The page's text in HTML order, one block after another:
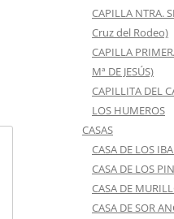
CAPILLA NTRA.
Cruz del Rodeo)
CAPILLA
Mª DE JESÚS)
CAPILLITA DEL
LOS HUMEROS
CASAS
CASA DE LOS
CASA DE LOS
CASA DE
CASA DE SOR